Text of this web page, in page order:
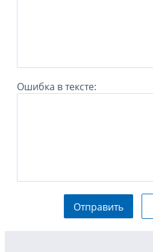
Ошибка в тексте:
Отправить